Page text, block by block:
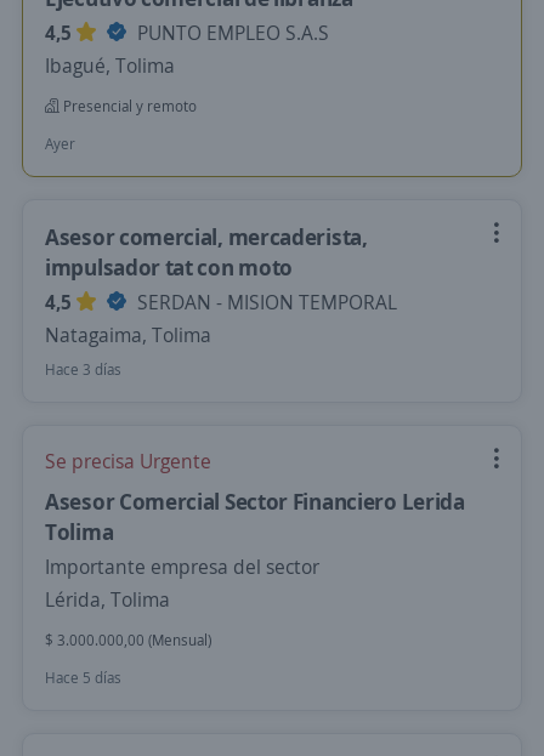
4,5
PUNTO EMPLEO S.A.S
Ibagué, Tolima
Presencial y remoto
Ayer
Asesor comercial, mercaderista,
impulsador tat con moto
4,5
SERDAN - MISION TEMPORAL
Natagaima, Tolima
Hace 3 días
Se precisa Urgente
Asesor Comercial Sector Financiero Lerida
Tolima
Importante empresa del sector
Lérida, Tolima
$ 3.000.000,00 (Mensual)
Hace 5 días